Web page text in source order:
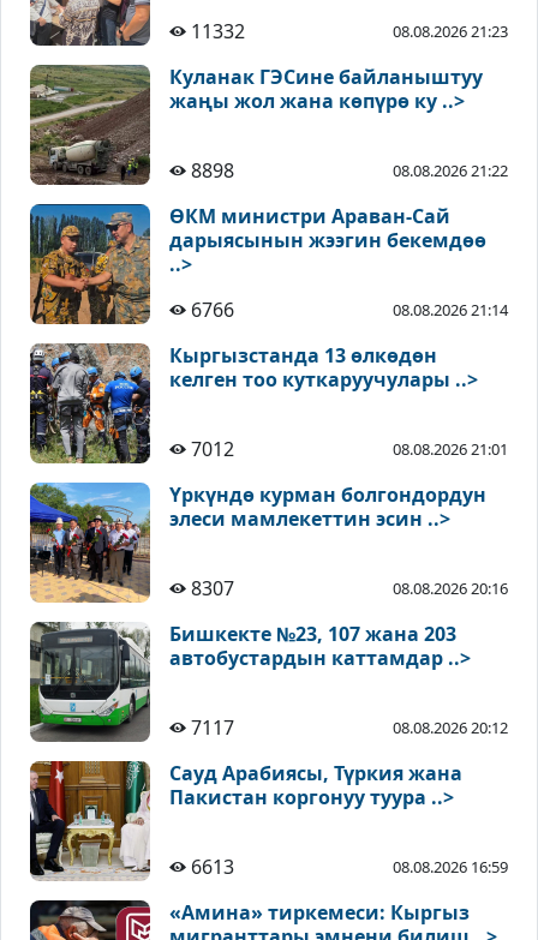
11332 08.08.2026 21:23
Куланак ГЭСине байланыштуу
жаңы жол жана көпүрө ку ..>
8898 08.08.2026 21:22
ӨКМ министри Араван-Сай
дарыясынын жээгин бекемдөө
..>
6766
08.08.2026 21:14
Кыргызстанда 13 өлкөдөн
келген тоо куткаруучулары ..>
7012 08.08.2026 21:01
Үркүндө курман болгондордун
элеси мамлекеттин эсин ..>
8307 08.08.2026 20:16
Бишкекте №23, 107 жана 203
автобустардын каттамдар ..>
7117 08.08.2026 20:12
Сауд Арабиясы, Түркия жана
Пакистан коргонуу туура ..>
6613 08.08.2026 16:59
«Амина» тиркемеси: Кыргыз